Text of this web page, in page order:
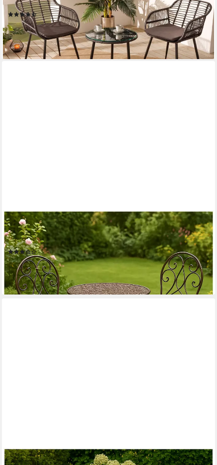
Sitzgruppe inkl. Kissen - ideal für Balkon, Terrasse & Garten
(25)
109,95 €
lieferbar - in 3-4 Werktagen bei dir
HTI-LIVING
Balkonset Tischgruppe Lani Antik, (Set, 3-tlg., 1x Tisch, 2x
Stühle), Sitzgruppe Metall Garten nostalgisch
(1)
111,99 € UVP149,99 €
-25%
lieferbar - in 3-4 Werktagen bei dir
HTI-LINE